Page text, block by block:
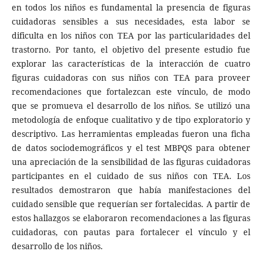
en todos los niños es fundamental la presencia de figuras
cuidadoras sensibles a sus necesidades, esta labor se
dificulta en los niños con TEA por las particularidades del
trastorno. Por tanto, el objetivo del presente estudio fue
explorar las características de la interacción de cuatro
figuras cuidadoras con sus niños con TEA para proveer
recomendaciones que fortalezcan este vínculo, de modo
que se promueva el desarrollo de los niños. Se utilizó una
metodología de enfoque cualitativo y de tipo exploratorio y
descriptivo. Las herramientas empleadas fueron una ficha
de datos sociodemográficos y el test MBPQS para obtener
una apreciación de la sensibilidad de las figuras cuidadoras
participantes en el cuidado de sus niños con TEA. Los
resultados demostraron que había manifestaciones del
cuidado sensible que requerían ser fortalecidas. A partir de
estos hallazgos se elaboraron recomendaciones a las figuras
cuidadoras, con pautas para fortalecer el vínculo y el
desarrollo de los niños.